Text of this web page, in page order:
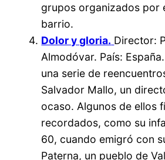
grupos organizados por
barrio.
Dolor y gloria. Director:
Almodóvar. País:
una serie de
Salvador Mallo, un
ocaso. Algunos de ellos
recordados, como su
60, cuando emigró con
Paterna, un pueblo de